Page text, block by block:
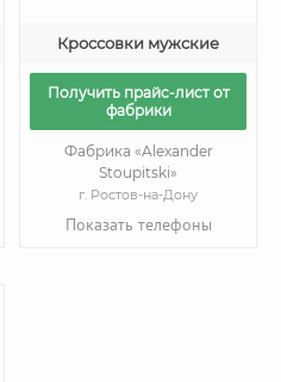
Кроссовки мужские
Получить прайс-лист от
фабрики
Фабрика «Alexander
Stoupitski»
г. Ростов-на-Дону
Показать телефоны